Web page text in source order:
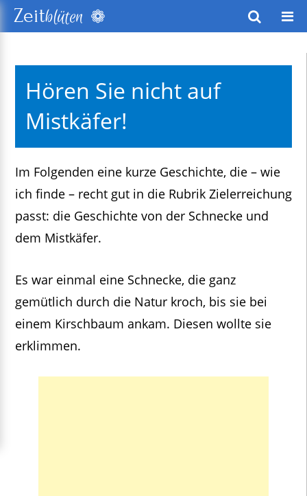
Zeitblüten ❁
Hören Sie nicht auf
Mistkäfer!
Im Folgenden eine kurze Geschichte, die – wie
ich finde – recht gut in die Rubrik Zielerreichung
passt: die Geschichte von der Schnecke und
dem Mistkäfer.
Es war einmal eine Schnecke, die ganz
gemütlich durch die Natur kroch, bis sie bei
einem Kirschbaum ankam. Diesen wollte sie
erklimmen.